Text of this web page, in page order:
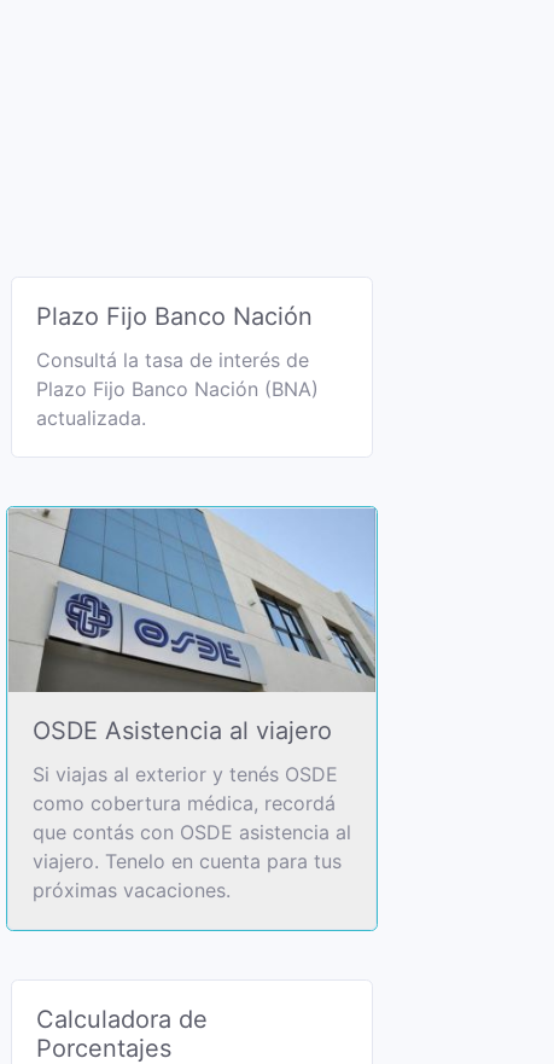
Plazo Fijo Banco Nación
Consultá la tasa de interés de
Plazo Fijo Banco Nación (BNA)
actualizada.
OSDE Asistencia al viajero
Si viajas al exterior y tenés OSDE
como cobertura médica, recordá
que contás con OSDE asistencia al
viajero. Tenelo en cuenta para tus
próximas vacaciones.
Calculadora de
Porcentajes